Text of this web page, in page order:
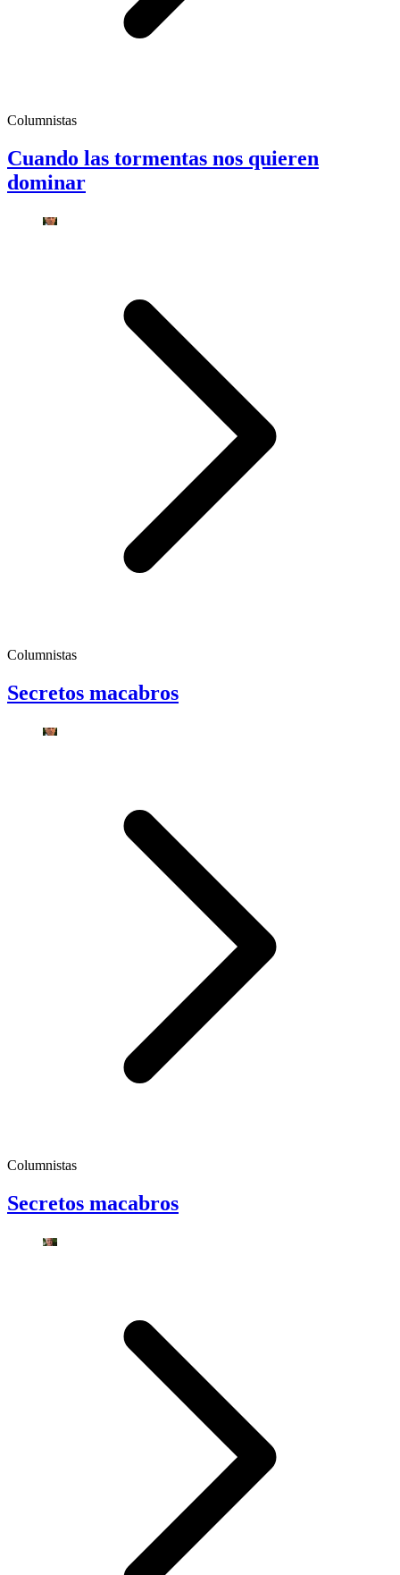
Columnistas
Cuando las tormentas nos quieren
dominar
Columnistas
Secretos macabros
Columnistas
Secretos macabros